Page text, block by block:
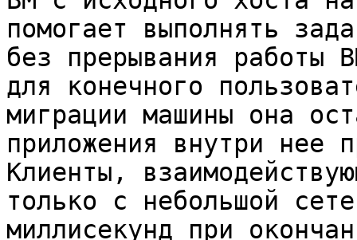
помогает выполнять
без прерывания работы
для конечного
миграции машины она
приложения внутри нее
Клиенты,
только с небольшой
миллисекунд при